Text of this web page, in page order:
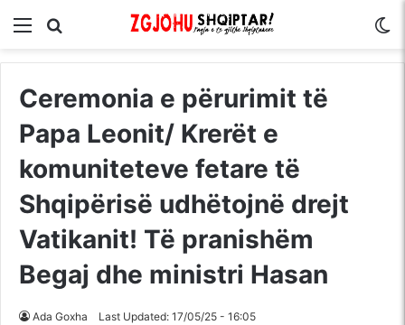
Menu
Ceremonia e përurimit të
Papa Leonit/ Krerët e
komuniteteve fetare të
Shqipërisë udhëtojnë drejt
Vatikanit! Të pranishëm
Begaj dhe ministri Hasan
Ada Goxha Last Updated: 17/05/25 - 16:05